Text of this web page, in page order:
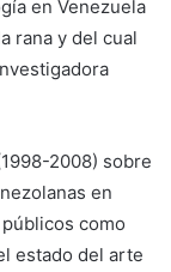
en Venezuela
rana y del cual
2008) sobre
en
como
estado del arte